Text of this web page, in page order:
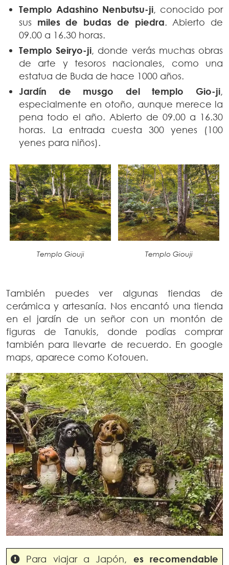
Templo Adashino Nenbutsu-ji, conocido por
sus miles de budas de piedra. Abierto de
09.00 a 16.30 horas.
Templo Seiryo-ji, donde verás muchas obras
de arte y tesoros nacionales, como una
estatua de Buda de hace 1000 años.
Jardín de musgo del templo Gio-ji,
especialmente en otoño, aunque merece la
pena todo el año. Abierto de 09.00 a 16.30
horas. La entrada cuesta 300 yenes (100
yenes para niños).
Templo Giouji Templo Giouji
También puedes ver algunas tiendas de
cerámica y artesanía. Nos encantó una tienda
en el jardín de un señor con un montón de
figuras de Tanukis, donde podías comprar
también para llevarte de recuerdo. En google
maps, aparece como Kotouen.
Para viajar a Japón, es recomendable